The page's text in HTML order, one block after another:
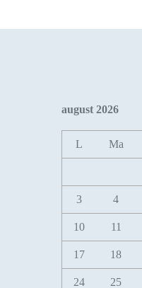
august 2026
L Ma
3 4
10 11
17 18
24 25